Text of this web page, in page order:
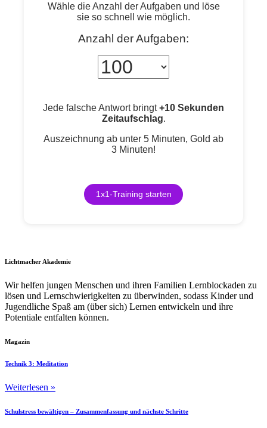
Wähle die Anzahl der Aufgaben und löse
sie so schnell wie möglich.
Anzahl der Aufgaben:
Jede falsche Antwort bringt+10 Sekunden
Zeitaufschlag.
Auszeichnung ab unter 5 Minuten, Gold ab
3 Minuten!
1x1-Training starten
Lichtmacher Akademie
Wir helfen jungen Menschen und ihren Familien Lernblockaden zu
lösen und Lernschwierigkeiten zu überwinden, sodass Kinder und
Jugendliche Spaß am (über sich) Lernen entwickeln und ihre
Potentiale entfalten können.
Magazin
Technik 3: Meditation
Weiterlesen »
Schulstress bewältigen – Zusammenfassung und nächste Schritte